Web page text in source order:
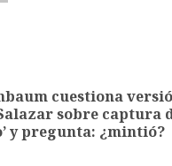
cuestiona
sobre captura
y pregunta: ¿mintió?